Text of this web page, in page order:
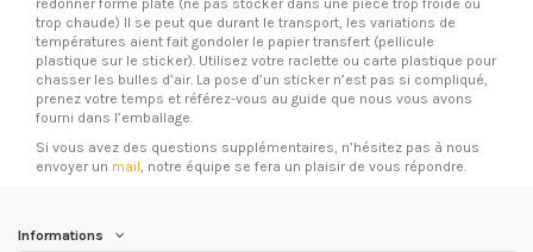
trop chaude) Il se peut que durant le transport, les variations de
températures aient fait gondoler le papier transfert (pellicule
plastique sur le sticker). Utilisez votre raclette ou carte plastique pour
chasser les bulles d’air. La pose d’un sticker n’est pas si compliqué,
prenez votre temps et référez-vous au guide que nous vous avons
fourni dans l’emballage.
Si vous avez des questions supplémentaires, n’hésitez pas à nous
envoyer un mail, notre équipe se fera un plaisir de vous répondre.
Informations